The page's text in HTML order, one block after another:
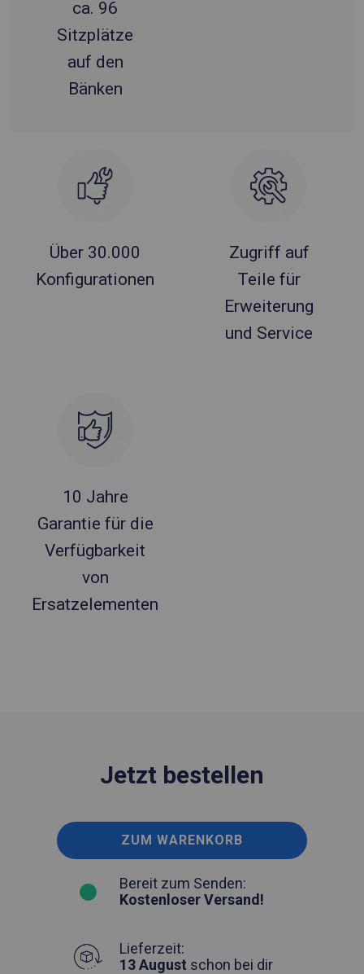
ca. 96
Sitzplätze
auf den
Bänken
Über 30.000
Konfigurationen
Zugriff auf
Teile für
Erweiterung
und Service
10 Jahre
Garantie für die
Verfügbarkeit
von
Ersatzelementen
Jetzt bestellen
ZUM WARENKORB
Bereit zum Senden:
Kostenloser Versand!
Lieferzeit:
13 August schon bei dir